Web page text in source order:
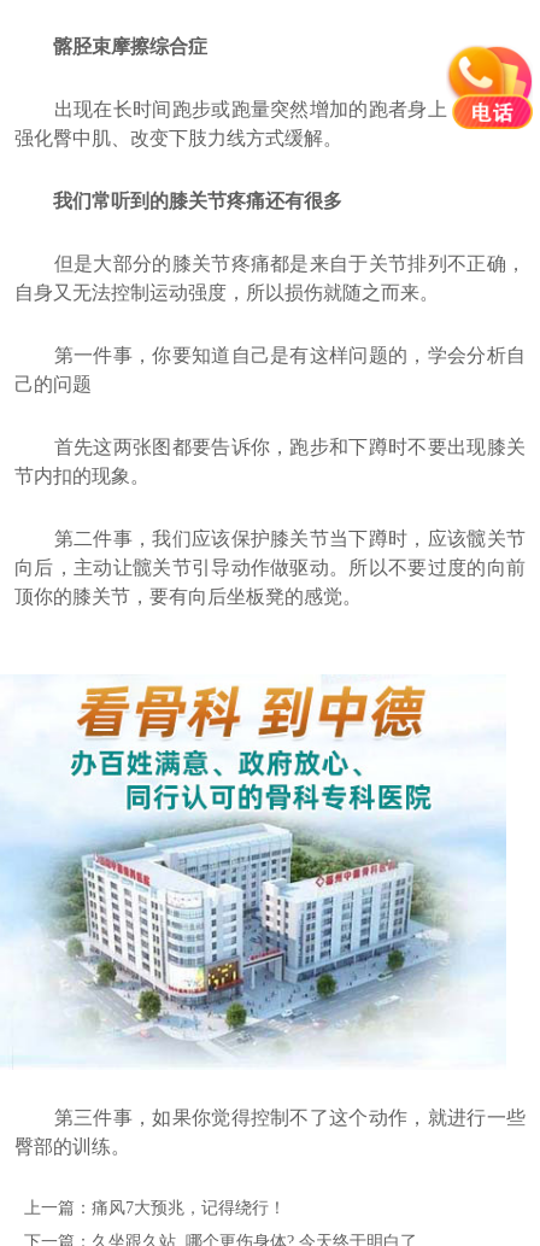
髂胫束摩擦综合症
出现在长时间跑步或跑量突然增加的跑者身上，可通过
强化臀中肌、改变下肢力线方式缓解。
我们常听到的膝关节疼痛还有很多
但是大部分的膝关节疼痛都是来自于关节排列不正确，
自身又无法控制运动强度，所以损伤就随之而来。
第一件事，你要知道自己是有这样问题的，学会分析自
己的问题
首先这两张图都要告诉你，跑步和下蹲时不要出现膝关
节内扣的现象。
第二件事，我们应该保护膝关节当下蹲时，应该髋关节
向后，主动让髋关节引导动作做驱动。所以不要过度的向前
顶你的膝关节，要有向后坐板凳的感觉。
第三件事，如果你觉得控制不了这个动作，就进行一些
臀部的训练。
上一篇：痛风7大预兆，记得绕行！
下一篇： 久坐跟久站, 哪个更伤身体? 今天终于明白了